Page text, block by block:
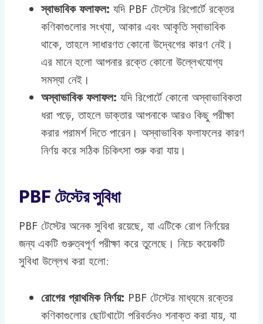
স্বাভাবিক ফলাফল: যদি PBF টেস্টের রিপোর্টে রক্তের
কণিকাগুলোর সংখ্যা, আকার এবং আকৃতি স্বাভাবিক
থাকে, তাহলে সাধারণত কোনো উদ্বেগের কারণ নেই।
এর মানে হলো আপনার রক্তে কোনো উল্লেখযোগ্য
সমস্যা নেই।
অস্বাভাবিক ফলাফল: যদি রিপোর্টে কোনো অস্বাভাবিকতা
ধরা পড়ে, তাহলে ডাক্তার আপনাকে আরও কিছু পরীক্ষা
করার পরামর্শ দিতে পারেন। অস্বাভাবিক ফলাফলের কারণ
নির্ণয় করে সঠিক চিকিৎসা শুরু করা যায়।
PBF টেস্টের সুবিধা
PBF টেস্টের অনেক সুবিধা রয়েছে, যা এটিকে রোগ নির্ণয়ের
জন্য একটি গুরুত্বপূর্ণ পরীক্ষা করে তুলেছে। নিচে কয়েকটি
সুবিধা উল্লেখ করা হলো:
রোগের প্রাথমিক নির্ণয়: PBF টেস্টের মাধ্যমে রক্তের
কণিকাগুলোর ছোটখাটো পরিবর্তনও শনাক্ত করা যায়, যা